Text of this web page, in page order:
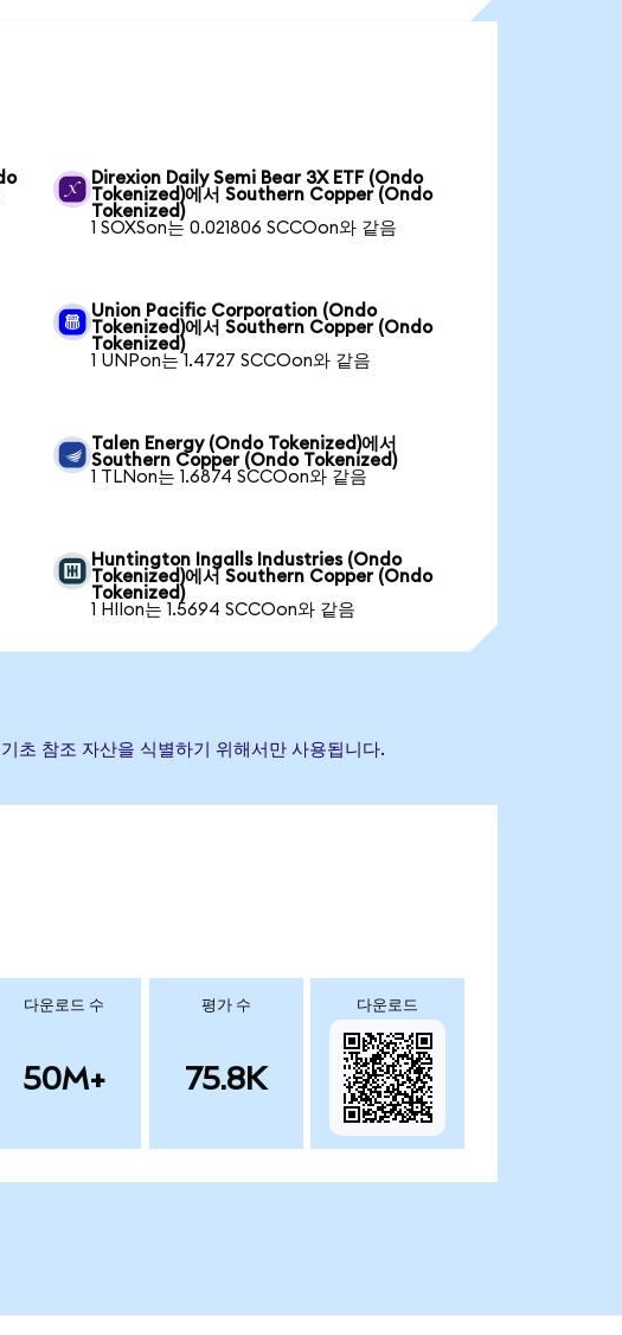
Direxion Daily Semi Bear 3X ETF (Ondo
Tokenized)에서 Southern Copper (Ondo
Tokenized)
1 SOXSon는 0.021806 SCCOon와 같음
Union Pacific Corporation (Ondo
Tokenized)에서 Southern Copper (Ondo
Tokenized)
1 UNPon는 1.4727 SCCOon와 같음
Talen Energy (Ondo Tokenized)에서
Southern Copper (Ondo Tokenized)
1 TLNon는 1.6874 SCCOon와 같음
Huntington Ingalls Industries (Ondo
Tokenized)에서 Southern Copper (Ondo
Tokenized)
1 HIIon는 1.5694 SCCOon와 같음
초 참조 자산을 식별하기 위해서만 사용됩니다.
다운로드 수
50M+
평가 수
75.8K
다운로드